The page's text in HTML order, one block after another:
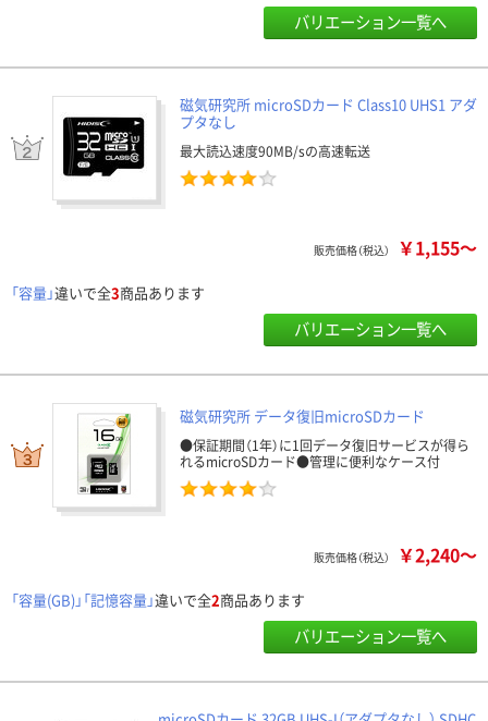
バリエーション一覧へ
磁気研究所 microSDカード Class10 UHS1 アダ
プタなし
最大読込速度90MB/sの高速転送
販売価格（税込） ￥1,155～
「容量」違いで全3商品あります
バリエーション一覧へ
磁気研究所 データ復旧microSDカード
●保証期間（1年）に1回データ復旧サービスが得ら
れるmicroSDカード●管理に便利なケース付
販売価格（税込） ￥2,240～
「容量(GB)」「記憶容量」違いで全2商品あります
バリエーション一覧へ